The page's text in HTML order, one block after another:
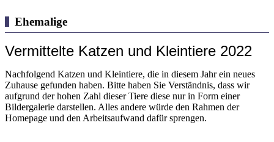
Ehemalige
Vermittelte Katzen und Kleintiere 2022
Nachfolgend Katzen und Kleintiere, die in diesem Jahr ein neues
Zuhause gefunden haben. Bitte haben Sie Verständnis, dass wir
aufgrund der hohen Zahl dieser Tiere diese nur in Form einer
Bildergalerie darstellen. Alles andere würde den Rahmen der
Homepage und den Arbeitsaufwand dafür sprengen.